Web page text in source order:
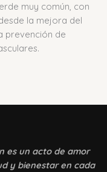
muy común, con
la mejora del
prevención de
es un acto de amor
y bienestar en cada